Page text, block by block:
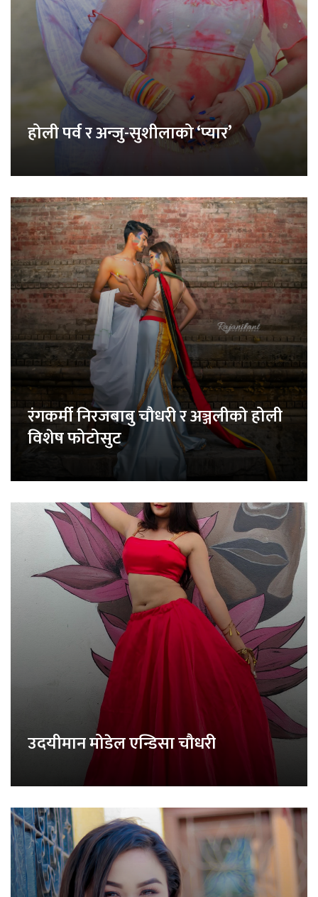
होली पर्व र अन्जु-सुशीलाको ‘प्यार’
रंगकर्मी निरजबाबु चौधरी र अञ्जलीको होली
विशेष फोटोसुट
उदयीमान मोडेल एन्डिसा चौधरी